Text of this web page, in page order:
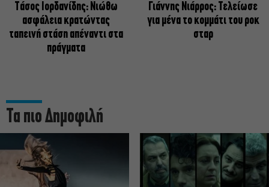
Tάσος Ιορδανίδης: Νιώθω
ασφάλεια κρατώντας
ταπεινή στάση απέναντι στα
πράγματα
Γιάννης Νιάρρος: Τελείωσε
για μένα το κομμάτι του ροκ
σταρ
Τα πιο Δημοφιλή